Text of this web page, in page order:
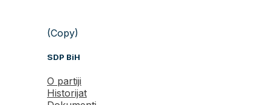
(Copy)
SDP BiH
O partiji
Historijat